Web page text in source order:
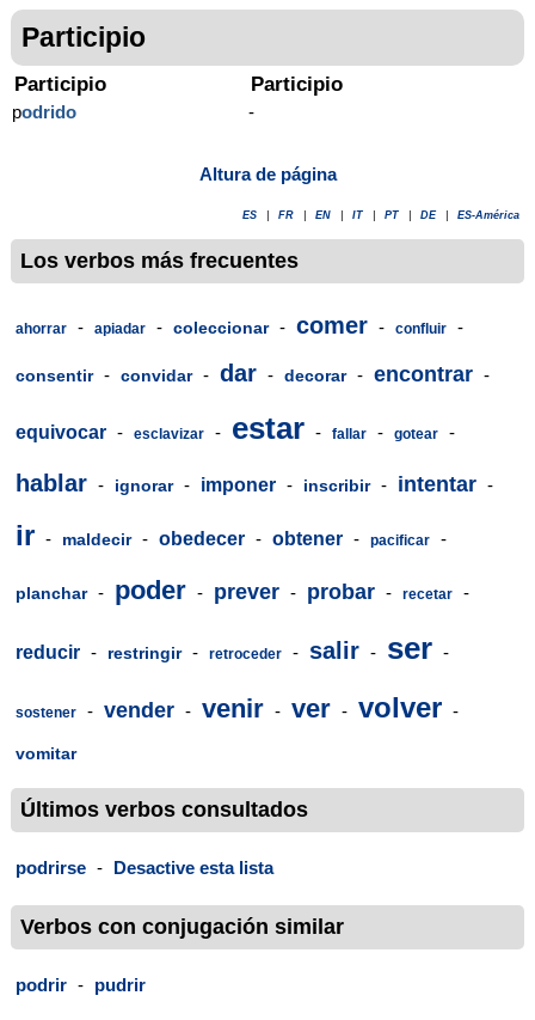
Participio
Participio
podrido
Participio
-
Altura de página
ES FR EN IT PT DE ES-América
Los verbos más frecuentes
ahorrar - apiadar - coleccionar - comer - confluir -
consentir - convidar - dar - decorar - encontrar -
equivocar - esclavizar - estar - fallar - gotear -
hablar - ignorar - imponer - inscribir - intentar -
ir - maldecir - obedecer - obtener - pacificar -
planchar - poder - prever - probar - recetar -
reducir - restringir - retroceder - salir - ser -
sostener - vender - venir - ver - volver -
vomitar
Últimos verbos consultados
podrirse - Desactive esta lista
Verbos con conjugación similar
podrir - pudrir